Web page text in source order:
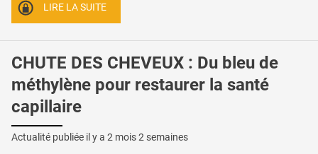
LIRE LA SUITE
CHUTE DES CHEVEUX : Du bleu de
méthylène pour restaurer la santé
capillaire
Actualité publiée il y a 2 mois 2 semaines